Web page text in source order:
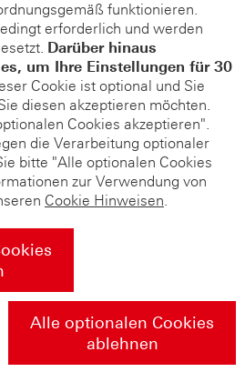
funktionieren.
erforderlich und werden
Darüber hinaus
um Ihre Einstellungen für 30
Cookie ist optional und Sie
diesen akzeptieren möchten.
Cookies akzeptieren".
die Verarbeitung optionaler
bitte "Alle optionalen Cookies
zur Verwendung von
Cookie Hinweisen.
Alle optionalen Cookies
ablehnen